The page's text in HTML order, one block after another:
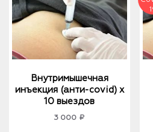
Внутримышечная
инъекция (анти-covid) х
10 выездов
3 000 ₽